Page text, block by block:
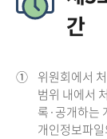
간
① 위원회에서
범위 내에서
록·공개하는
개인정보파